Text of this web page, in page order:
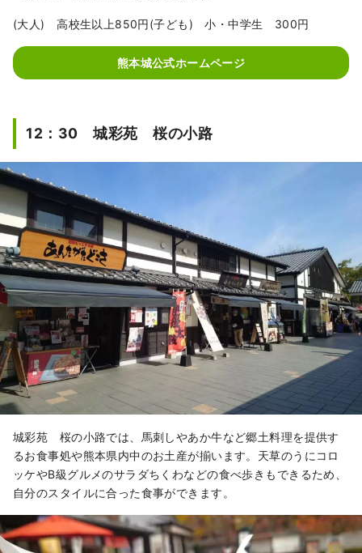
(大人) 高校生以上850円(子ども) 小・中学生 300円
熊本城公式ホームページ
12：30 城彩苑 桜の小路
城彩苑 桜の小路では、馬刺しやあか牛など郷土料理を提供す
るお食事処や熊本県内中のお土産が揃います。天草のうにコロ
ッケやB級グルメのサラダちくわなどの食べ歩きもできるため、
自分のスタイルに合った食事ができます。